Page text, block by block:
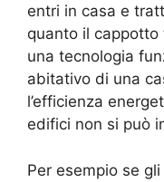
entri in casa e
quanto il
una tecnologia
abitativo di una
l’efficienza
edifici non si può
Per esempio se